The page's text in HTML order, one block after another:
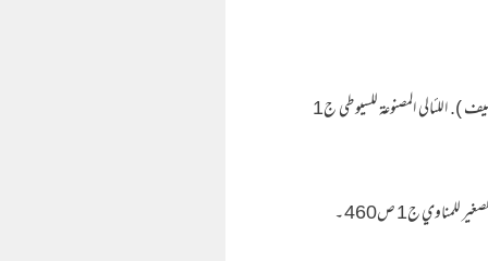
12۔جلال الدين السيوطي المتوفى (911 هـ) قال عن سيف : بعد أن عقب على حديث هو في سنده فقال : ( موضوع ، فيه ضعفاء أشدهم سيف ). اللئالي المصنوعة للسيوطي ج1